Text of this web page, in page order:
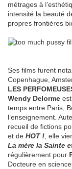
métrages à
intensité la beauté
propres frontières
Ses films furent
Copenhague,
LES
Wendy Delorme
temps entre Paris,
l’enseignement.
recueil de fictions
et de HOT ! , elle
La mère la Sainte
régulièrement pour
Docteure en